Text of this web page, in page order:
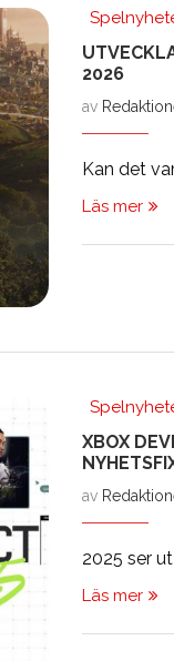
2026
av
Kan det
Läs mer
XBOX
av
2025 ser
Läs mer